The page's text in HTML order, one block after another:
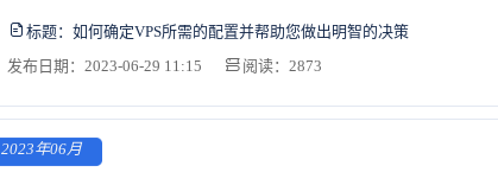
标题： 如何确定VPS所需的配置并帮助您做出明智的决策
发布日期：2023-06-29 11:15
阅读：2873
2023年06月